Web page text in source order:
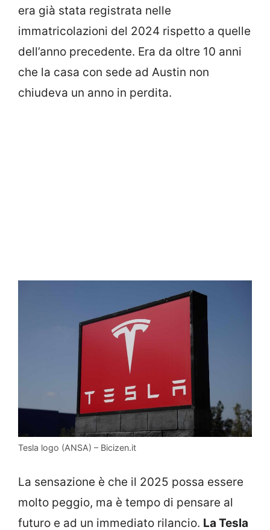
era già stata registrata nelle
immatricolazioni del 2024 rispetto a quelle
dell’anno precedente. Era da oltre 10 anni
che la casa con sede ad Austin non
chiudeva un anno in perdita.
Tesla logo (ANSA) – Bicizen.it
La sensazione è che il 2025 possa essere
molto peggio, ma è tempo di pensare al
futuro e ad un immediato rilancio. La Tesla